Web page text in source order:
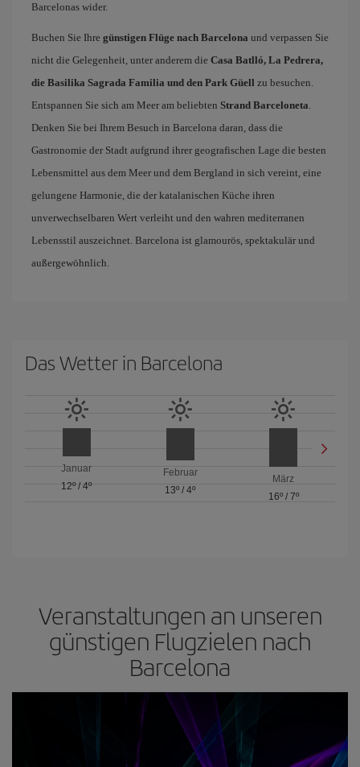
Barcelonas wider.
Buchen Sie Ihre günstigen Flüge nach Barcelona und verpassen Sie
nicht die Gelegenheit, unter anderem die Casa Batlló, La Pedrera,
die Basilika Sagrada Familia und den Park Güell zu besuchen.
Entspannen Sie sich am Meer am beliebten Strand Barceloneta.
Denken Sie bei Ihrem Besuch in Barcelona daran, dass die
Gastronomie der Stadt aufgrund ihrer geografischen Lage die besten
Lebensmittel aus dem Meer und dem Bergland in sich vereint, eine
gelungene Harmonie, die der katalanischen Küche ihren
unverwechselbaren Wert verleiht und den wahren mediterranen
Lebensstil auszeichnet. Barcelona ist glamourös, spektakulär und
außergewöhnlich.
Das Wetter in Barcelona
Januar
12º/4º
Februar
13º / 4º
März
16º/ 7º
Veranstaltungen an unseren
günstigen Flugzielen nach
Barcelona